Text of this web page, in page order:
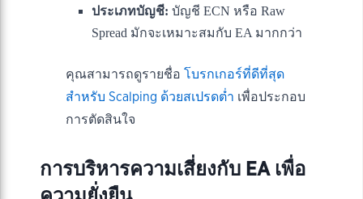
ประเภทบัญชี: บัญชี ECN หรือ Raw
Spread มักจะเหมาะสมกับ EA มากกว่า
คุณสามารถดูรายชื่อ โบรกเกอร์ที่ดีที่สุด
สำหรับ Scalping ด้วยสเปรดต่ำ เพื่อประกอบ
การตัดสินใจ
การบริหารความเสี่ยงกับ EA เพื่อ